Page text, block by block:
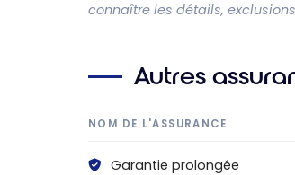
connaître les détails,
Autres
NOM DE L'ASSURANCE
Garantie prolongée